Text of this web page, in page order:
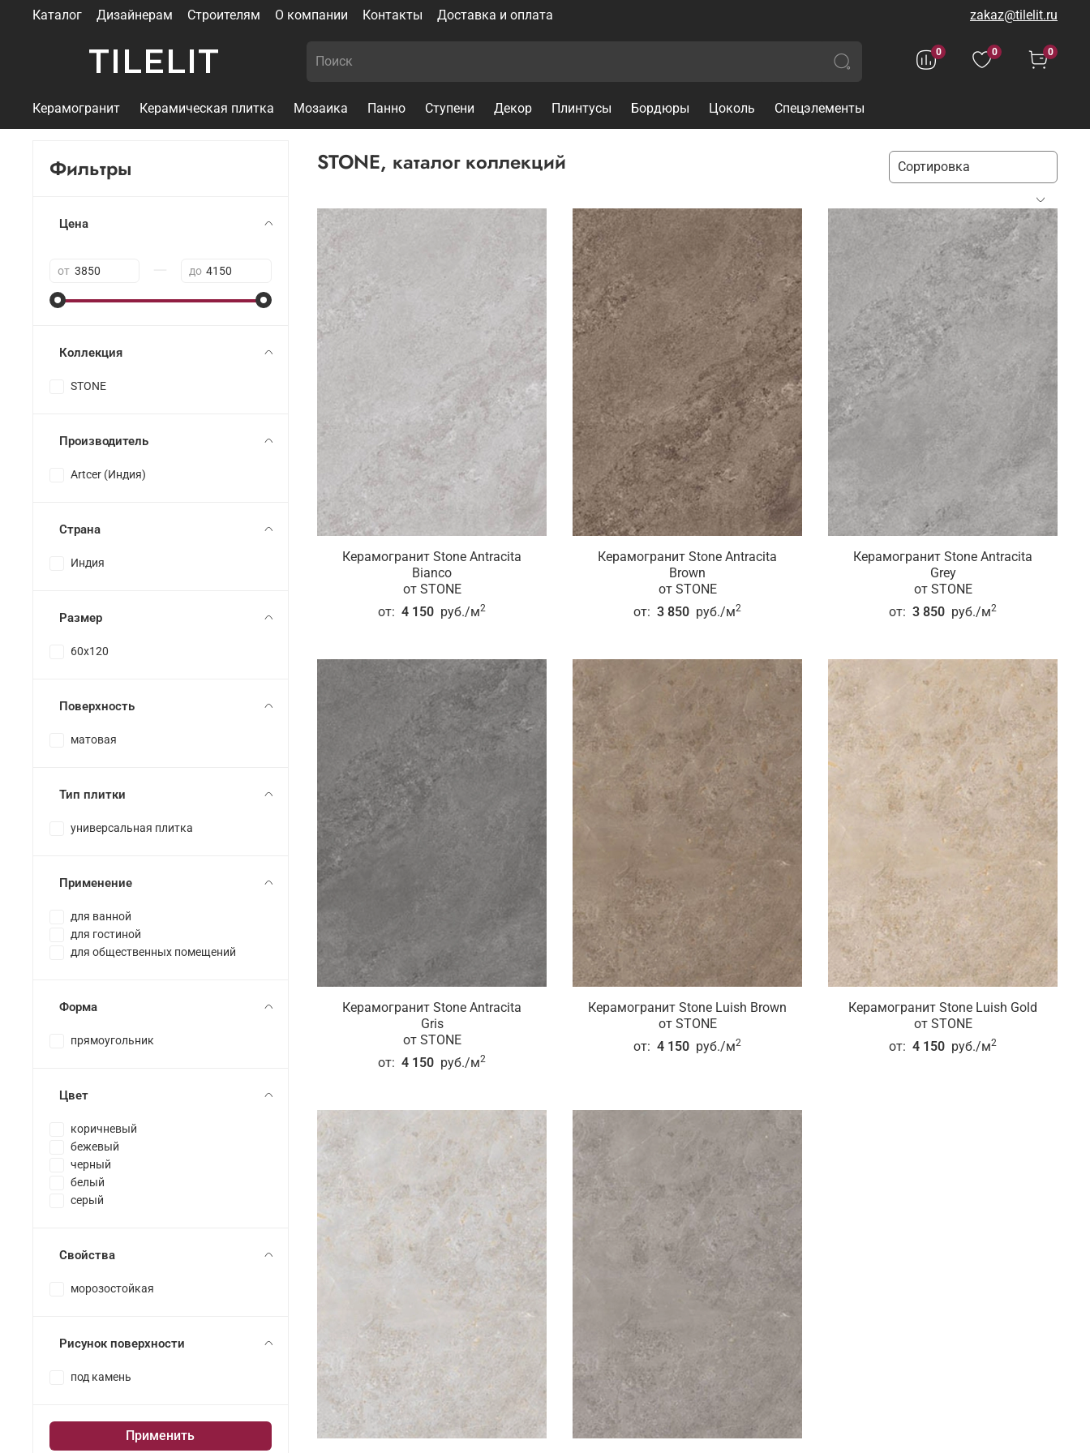
Каталог Дизайнерам Строителям О компании Контакты Доставка и оплата zakaz@tilelit.ru
TILELIT 0 0 0
Керамогранит Керамическая плитка Мозаика Панно Ступени Декор Плинтусы Бордюры Цоколь Спецэлементы
STONE, каталог коллекций
Керамогранит Stone Antracita
Bianco
от STONE
от: 4 150 руб./м2
Керамогранит Stone Antracita
Brown
от STONE
от: 3 850 руб./м2
Керамогранит Stone Antracita
Grey
от STONE
от: 3 850 руб./м2
Керамогранит Stone Antracita
Gris
от STONE
от: 4 150 руб./м2
Керамогранит Stone Luish Brown
от STONE
от: 4 150 руб./м2
Керамогранит Stone Luish Gold
от STONE
от: 4 150 руб./м2
Фильтры
Цена
от до
Коллекция
STONE
Производитель
Artcer (Индия)
Страна
Индия
Размер
60x120
Поверхность
матовая
Тип плитки
универсальная плитка
Применение
для ванной
для гостиной
для общественных помещений
Форма
прямоугольник
Цвет
коричневый
бежевый
черный
белый
серый
Свойства
морозостойкая
Рисунок поверхности
под камень
Применить